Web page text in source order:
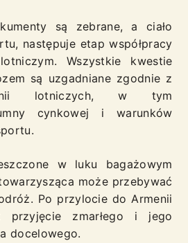
są zebrane, a ciało
następuje etap współpracy
Wszystkie kwestie
są uzgadniane zgodnie z
linii lotniczych, w tym
cynkowej i warunków
w luku bagażowym
może przebywać
Po przylocie do Armenii
przyjęcie zmarłego i jego
docelowego.